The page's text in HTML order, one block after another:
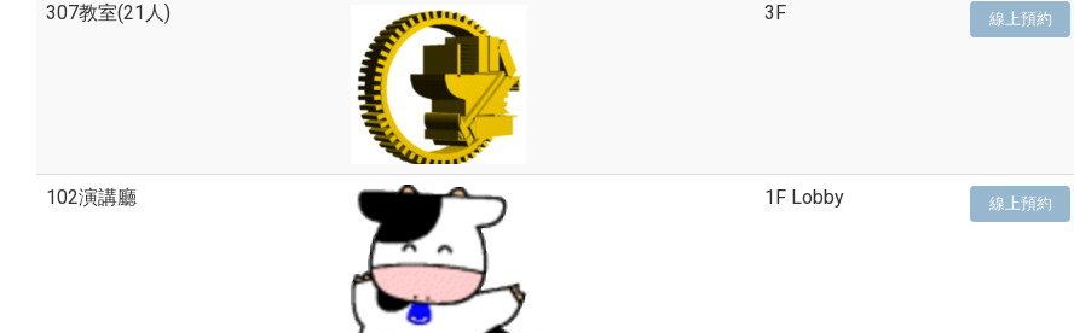
307教室(21人) 3F 線上預約
102演講廳 1F Lobby 線上預約